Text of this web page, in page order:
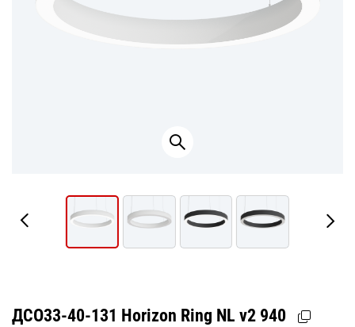
ДСО33-40-131 Horizon Ring NL v2 940